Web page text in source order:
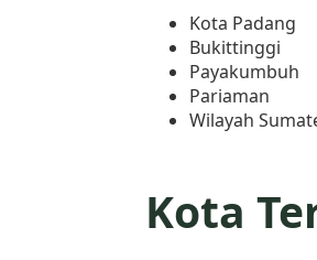
Kota Padang
Bukittinggi
Payakumbuh
Pariaman
Wilayah
Kota